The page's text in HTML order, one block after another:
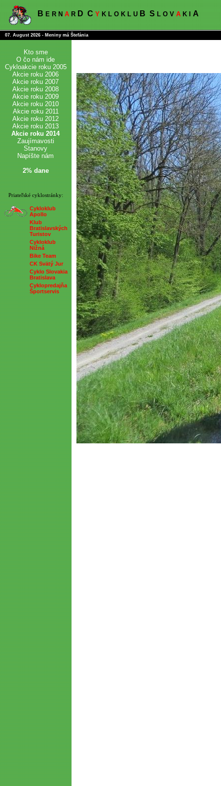
B E R N A R D C Y K L O K L U B S L O V A K I A
07. August 2026 - Meniny má Štefánia
Kto sme
O čo nám ide
Cykloakcie roku 2005
Akcie roku 2006
Akcie roku 2007
Akcie roku 2008
Akcie roku 2009
Akcie roku 2010
Akcie roku 2011
Akcie roku 2012
Akcie roku 2013
Akcie roku 2014
Zaujímavosti
Stanovy
Napíšte nám
2% dane
Priateľské cyklostránky:
Cykloklub
Apollo
Klub
Bratislavských
Turistov
Cykloklub
Nižná
Bike Team
CK Svätý Jur
Cyklo Slovakia
Bratislava
Cyklopredajňa
Športservis